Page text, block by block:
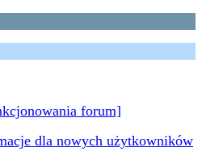
forum]
dla nowych użytkowników